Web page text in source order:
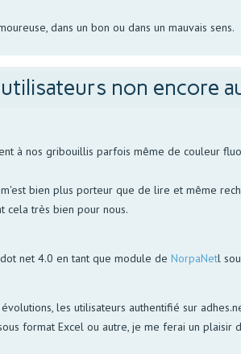
dans un bon ou dans un mauvais sens.
non encore
à nos gribouillis parfois même de couleur
bien plus porteur que de lire et même
cela très bien pour nous.
net 4.0 en tant que module deNorpaNetl
les utilisateurs authentifié sur
format Excel ou autre, je me ferai un plaisir